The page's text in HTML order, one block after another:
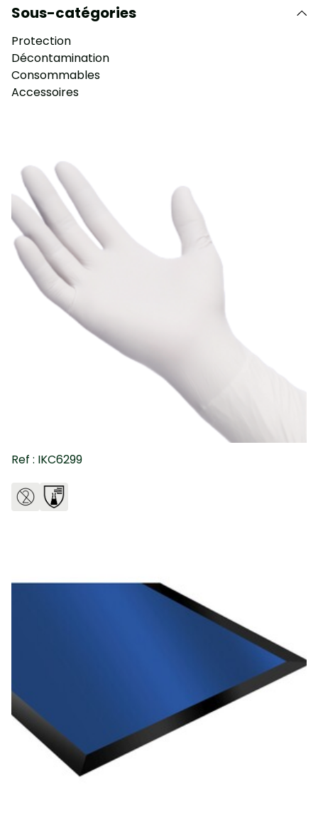
Sous-catégories
Protection
Décontamination
Consommables
Accessoires
Ref : IKC6299